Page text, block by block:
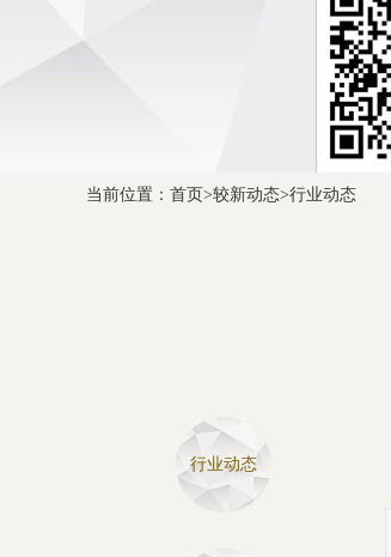
当前位置： 首页>较新动态>行业动态
行业动态